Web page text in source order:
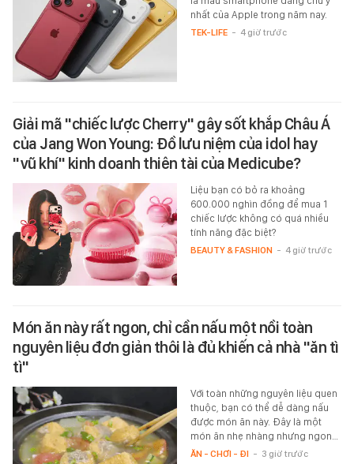
nhất của Apple trong năm nay.
TEK-LIFE - 4 giờ trước
Giải mã "chiếc lược Cherry" gây sốt khắp Châu Á
của Jang Won Young: Đồ lưu niệm của idol hay
"vũ khí" kinh doanh thiên tài của Medicube?
Liệu bạn có bỏ ra khoảng
600.000 nghìn đồng để mua 1
chiếc lược không có quá nhiều
tính năng đặc biệt?
BEAUTY & FASHION - 4 giờ trước
Món ăn này rất ngon, chỉ cần nấu một nồi toàn
nguyên liệu đơn giản thôi là đủ khiến cả nhà "ăn tì
tì"
Với toàn những nguyên liệu quen
thuộc, bạn có thể dễ dàng nấu
được món ăn này. Đây là một
món ăn nhẹ nhàng nhưng ngon…
ĂN - CHƠI - ĐI - 3 giờ trước